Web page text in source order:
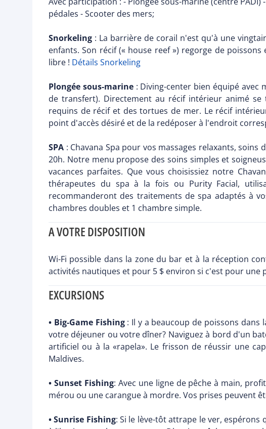
pédales - Scooter des mers;
Snorkeling : La barrière de corail n'est qu'à une
enfants. Son récif (« house reef ») regorge de
libre ! Détails Snorkeling
Plongée sous-marine: Diving-center bien équipé avec
de transfert). Directement au récif intérieur animé
requins de récif et des tortues de mer. Le récif
point d'accès désiré et de la redéposer à l'endroit
SPA : Chavana Spa pour vos massages relaxants,
20h. Notre menu propose des soins simples et
vacances parfaites. Que vous choisissiez notre
thérapeutes du spa à la fois ou Purity Facial,
recommanderont des traitements de spa adaptés à
chambres doubles et 1 chambre simple.
A VOTRE DISPOSITION
Wi-Fi possible dans la zone du bar et à la réception
activités nautiques et pour 5 $ environ si c'est pour une
EXCURSIONS
• Big-Game Fishing : Il y a beaucoup de poissons dans
votre déjeuner ou votre dîner? Naviguez à bord d'un
artificiel ou à la «rapela». Le frisson de réussir une
Maldives.
• Sunset Fishing: Avec une ligne de pêche à main,
mérou ou une carangue à mordre. Vos prises peuvent
• Sunrise Fishing: Si le lève-tôt attrape le ver,